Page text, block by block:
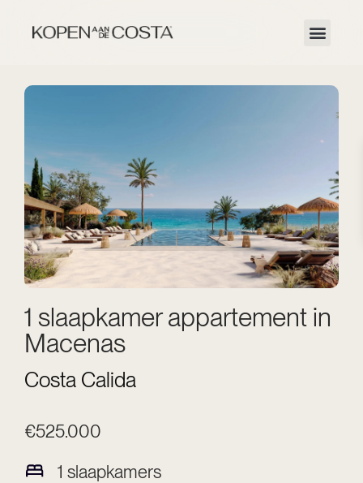
1 slaapkamer appartement in
Macenas
Costa Calida
€525.000
1 slaapkamers